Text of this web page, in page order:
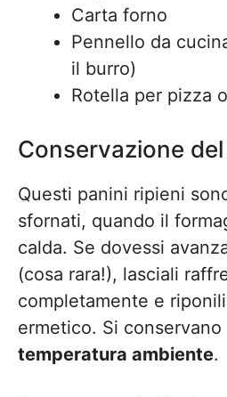
Carta forno
Pennello da
il burro)
Rotella per pizza
Conservazione
Questi panini ripieni
sfornati, quando il
calda. Se dovessi
(cosa rara!), lasciali
completamente e
ermetico. Si conservano
temperatura ambiente.